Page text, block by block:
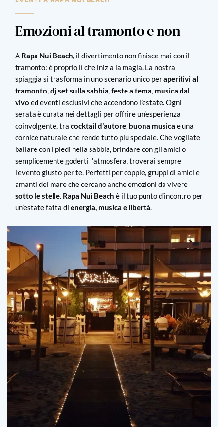
Emozioni al tramonto e non
A Rapa Nui Beach, il divertimento non finisce mai con il
tramonto: è proprio lì che inizia la magia. La nostra
spiaggia si trasforma in uno scenario unico peraperitivi al
tramonto,dj set sulla sabbia,feste a tema, musica dal
vivo ed eventi esclusivi che accendono l’estate. Ogni
serata è curata nei dettagli per offrire un’esperienza
coinvolgente, tra cocktail d’autore, buona musica e una
cornice naturale che rende tutto più speciale. Che vogliate
ballare con i piedi nella sabbia, brindare con gli amici o
semplicemente goderti l’atmosfera, troverai sempre
l’evento giusto per te. Perfetti per coppie, gruppi di amici e
amanti del mare che cercano anche emozioni da vivere
sotto le stelle. Rapa Nui Beach è il tuo punto d’incontro per
un’estate fatta di energia, musica e libertà.